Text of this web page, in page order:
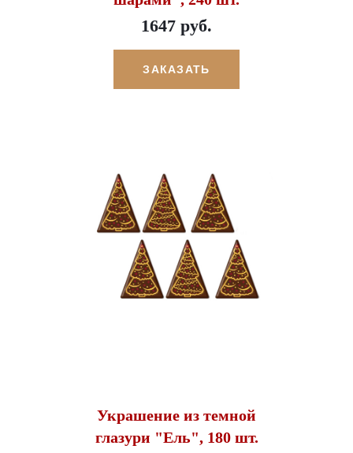
1647 руб.
ЗАКАЗАТЬ
Украшение из темной
глазури "Ель", 180 шт.